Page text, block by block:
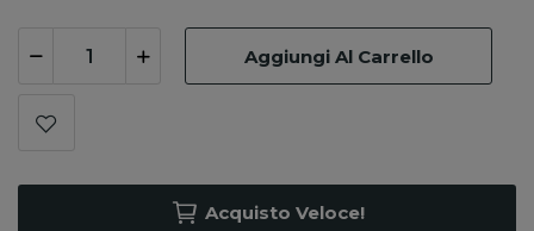
Aggiungi Al Carrello
Acquisto Veloce!